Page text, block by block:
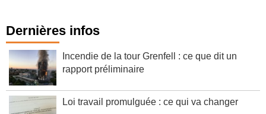
Dernières infos
Incendie de la tour Grenfell : ce que dit un
rapport préliminaire
Loi travail promulguée : ce qui va changer